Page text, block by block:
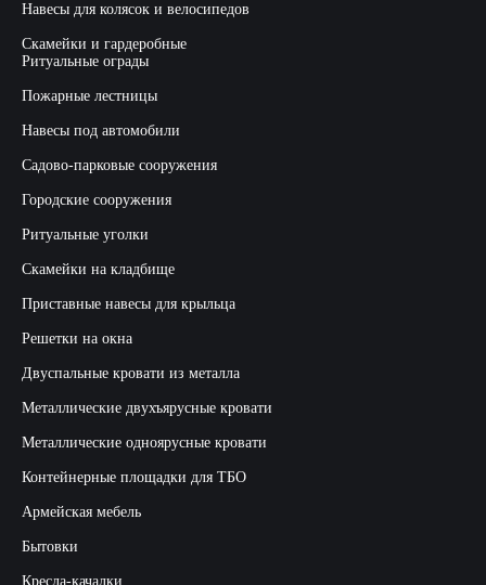
Навесы для колясок и велосипедов
Скамейки и гардеробные
Ритуальные ограды
Пожарные лестницы
Навесы под автомобили
Садово-парковые сооружения
Городские сооружения
Ритуальные уголки
Скамейки на кладбище
Приставные навесы для крыльца
Решетки на окна
Двуспальные кровати из металла
Металлические двухъярусные кровати
Металлические одноярусные кровати
Контейнерные площадки для ТБО
Армейская мебель
Бытовки
Кресла-качалки